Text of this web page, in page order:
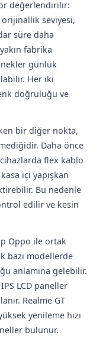
değerlendirilir:
orijinallik seviyesi,
süre daha
fabrika
günlük
Her iki
doğruluğu ve
bir diğer nokta,
Daha önce
flex kablo
içi yapışkan
Bu nedenle
edilir ve kesin
Oppo ile ortak
bazı modellerde
anlamına gelebilir.
LCD paneller
Realme GT
yenileme hızı
bulunur.